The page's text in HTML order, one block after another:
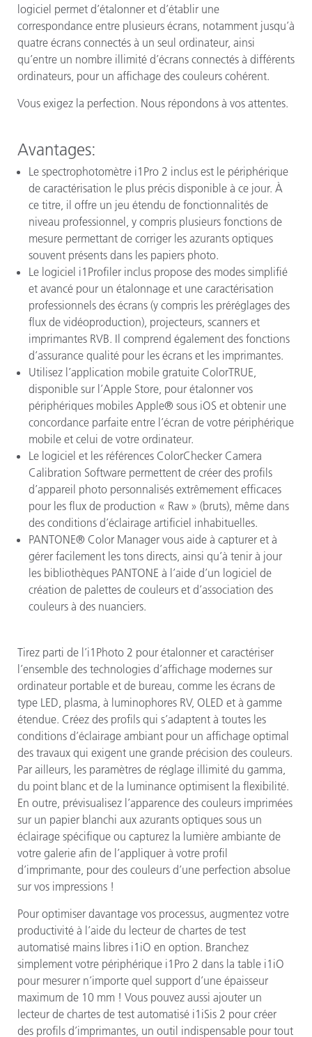
logiciel permet d’étalonner et d’établir une
correspondance entre plusieurs écrans, notamment jusqu’à
quatre écrans connectés à un seul ordinateur, ainsi
qu’entre un nombre illimité d’écrans connectés à différents
ordinateurs, pour un affichage des couleurs cohérent.
Vous exigez la perfection. Nous répondons à vos attentes.
Avantages:
Le spectrophotomètre i1Pro 2 inclus est le périphérique
de caractérisation le plus précis disponible à ce jour. À
ce titre, il offre un jeu étendu de fonctionnalités de
niveau professionnel, y compris plusieurs fonctions de
mesure permettant de corriger les azurants optiques
souvent présents dans les papiers photo.
Le logiciel i1Profiler inclus propose des modes simplifié
et avancé pour un étalonnage et une caractérisation
professionnels des écrans (y compris les préréglages des
flux de vidéoproduction), projecteurs, scanners et
imprimantes RVB. Il comprend également des fonctions
d’assurance qualité pour les écrans et les imprimantes.
Utilisez l’application mobile gratuite ColorTRUE,
disponible sur l’Apple Store, pour étalonner vos
périphériques mobiles Apple® sous iOS et obtenir une
concordance parfaite entre l’écran de votre périphérique
mobile et celui de votre ordinateur.
Le logiciel et les références ColorChecker Camera
Calibration Software permettent de créer des profils
d’appareil photo personnalisés extrêmement efficaces
pour les flux de production « Raw » (bruts), même dans
des conditions d’éclairage artificiel inhabituelles.
PANTONE® Color Manager vous aide à capturer et à
gérer facilement les tons directs, ainsi qu’à tenir à jour
les bibliothèques PANTONE à l’aide d’un logiciel de
création de palettes de couleurs et d’association des
couleurs à des nuanciers.
Tirez parti de l’i1Photo 2 pour étalonner et caractériser
l’ensemble des technologies d’affichage modernes sur
ordinateur portable et de bureau, comme les écrans de
type LED, plasma, à luminophores RV, OLED et à gamme
étendue. Créez des profils qui s’adaptent à toutes les
conditions d’éclairage ambiant pour un affichage optimal
des travaux qui exigent une grande précision des couleurs.
Par ailleurs, les paramètres de réglage illimité du gamma,
du point blanc et de la luminance optimisent la flexibilité.
En outre, prévisualisez l’apparence des couleurs imprimées
sur un papier blanchi aux azurants optiques sous un
éclairage spécifique ou capturez la lumière ambiante de
votre galerie afin de l’appliquer à votre profil
d’imprimante, pour des couleurs d’une perfection absolue
sur vos impressions !
Pour optimiser davantage vos processus, augmentez votre
productivité à l’aide du lecteur de chartes de test
automatisé mains libres i1iO en option. Branchez
simplement votre périphérique i1Pro 2 dans la table i1iO
pour mesurer n’importe quel support d’une épaisseur
maximum de 10 mm ! Vous pouvez aussi ajouter un
lecteur de chartes de test automatisé i1iSis 2 pour créer
des profils d’imprimantes, un outil indispensable pour tout